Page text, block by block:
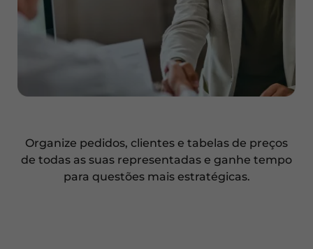
Organize pedidos, clientes e tabelas de preços
de todas as suas representadas e ganhe tempo
para questões mais estratégicas.